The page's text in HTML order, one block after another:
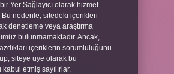
Yer Sağlayıcı olarak hizmet
Bu nedenle, sitedeki içerikleri
denetleme veya araştırma
bulunmamaktadır. Ancak,
içeriklerin sorumluluğunu
siteye üye olarak bu
etmiş sayılırlar.